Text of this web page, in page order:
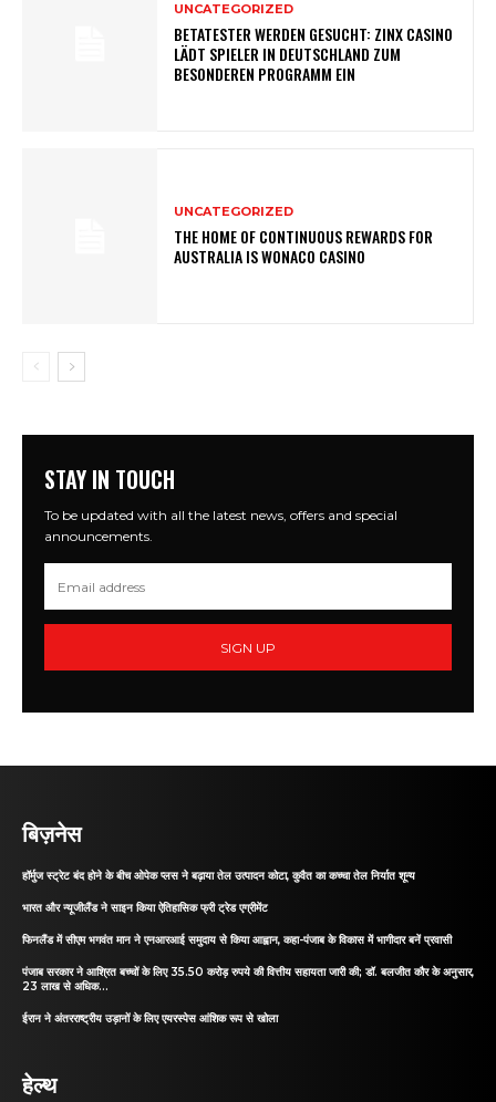
UNCATEGORIZED
BETATESTER WERDEN GESUCHT: ZINX CASINO
LÄDT SPIELER IN DEUTSCHLAND ZUM
BESONDEREN PROGRAMM EIN
UNCATEGORIZED
THE HOME OF CONTINUOUS REWARDS FOR
AUSTRALIA IS WONACO CASINO
STAY IN TOUCH
To be updated with all the latest news, offers and special
announcements.
SIGN UP
बिज़नेस
हॉर्मुज स्ट्रेट बंद होने के बीच ओपेक प्लस ने बढ़ाया तेल उत्पादन कोटा, कुवैत का कच्चा तेल निर्यात शून्य
भारत और न्यूजीलैंड ने साइन किया ऐतिहासिक फ्री ट्रेड एग्रीमेंट
फिनलैंड में सीएम भगवंत मान ने एनआरआई समुदाय से किया आह्वान, कहा-पंजाब के विकास में भागीदार बनें प्रवासी
पंजाब सरकार ने आश्रित बच्चों के लिए 35.50 करोड़ रुपये की वित्तीय सहायता जारी की; डॉ. बलजीत कौर के अनुसार,
23 लाख से अधिक...
ईरान ने अंतरराष्ट्रीय उड़ानों के लिए एयरस्पेस आंशिक रूप से खोला
हेल्थ